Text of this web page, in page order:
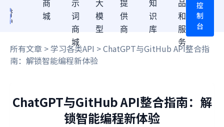
商
城
示
词
商
城
大
模
型
提
供
商
知
识
库
品
和
服
务
控
制
台
所有文章 >学习各类API > ChatGPT与GitHub API整合指
南：解锁智能编程新体验
ChatGPT与GitHub API整合指南：解
锁智能编程新体验